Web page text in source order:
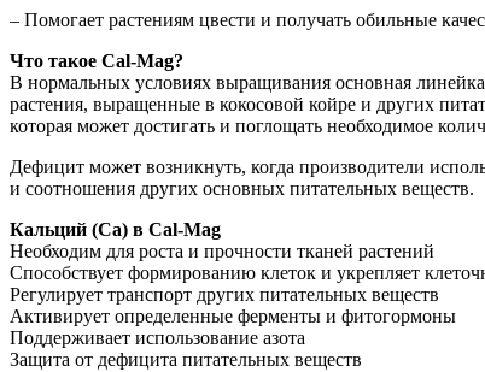
– Помогает растениям цвести и получать обильные
Что такое Cal-Mag?
В нормальных условиях выращивания основная линейка
растения, выращенные в кокосовой койре и других
которая может достигать и поглощать необходимое
Дефицит может возникнуть, когда производители
и соотношения других основных питательных веществ.
Кальций (Ca) в Cal-Mag
Необходим для роста и прочности тканей растений
Способствует формированию клеток и укрепляет
Регулирует транспорт других питательных веществ
Активирует определенные ферменты и фитогормоны
Поддерживает использование азота
Защита от дефицита питательных веществ